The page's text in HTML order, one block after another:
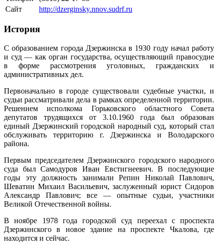
Сайт
http://dzerginsky.nnov.sudrf.ru
История
С образованием города Дзержинска в 1930 году начал работу
и суд — как орган государства, осуществляющий правосудие
в форме рассмотрения уголовных, гражданских и
административных дел.
Первоначально в городе существовали судебные участки, и
судьи рассматривали дела в рамках определенной территории.
Решением исполкома Горьковского областного Совета
депутатов трудящихся от 3.10.1960 года был образован
единый Дзержинский городской народный суд, который стал
обслуживать территорию г. Дзержинска и Володарского
района.
Первым председателем Дзержинского городского народного
суда был Самодуров Иван Евстигнеевич. В последующие
годы эту должность занимали Репин Николай Павлович,
Шеватин Михаил Васильевич, заслуженный юрист Сидоров
Александр Павлович; все — опытные судьи, участники
Великой Отечественной войны.
В ноябре 1978 года городской суд переехал с проспекта
Дзержинского в новое здание на проспекте Чкалова, где
находится и сейчас.